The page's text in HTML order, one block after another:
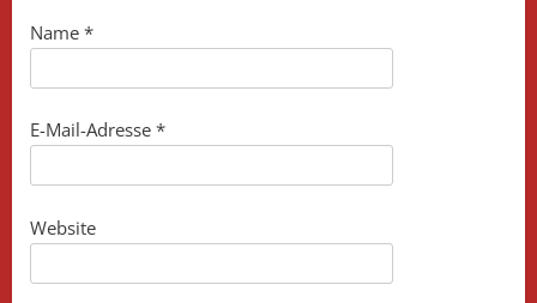
Name *
E-Mail-Adresse *
Website